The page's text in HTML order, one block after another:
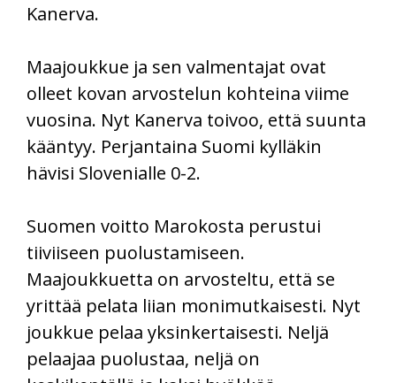
Kanerva.
Maajoukkue ja sen valmentajat ovat
olleet kovan arvostelun kohteina viime
vuosina. Nyt Kanerva toivoo, että suunta
kääntyy. Perjantaina Suomi kylläkin
hävisi Slovenialle 0-2.
Suomen voitto Marokosta perustui
tiiviiseen puolustamiseen.
Maajoukkuetta on arvosteltu, että se
yrittää pelata liian monimutkaisesti. Nyt
joukkue pelaa yksinkertaisesti. Neljä
pelaajaa puolustaa, neljä on